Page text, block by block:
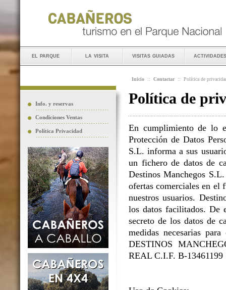
el parque la visita visitas guiadas actividades
Info. y reservas
Condiciones Ventas
Política Privacidad
Inicio :: Contactar :: Política de
Política de
En cumplimiento de lo
Protección de Datos
S.L. informa a sus
un fichero de datos de
Destinos Manchegos
ofertas comerciales en el
nuestros usuarios.
los datos facilitados. De
secreto de los datos de
medidas necesarias
DESTINOS
REAL C.I.F. B-13461199